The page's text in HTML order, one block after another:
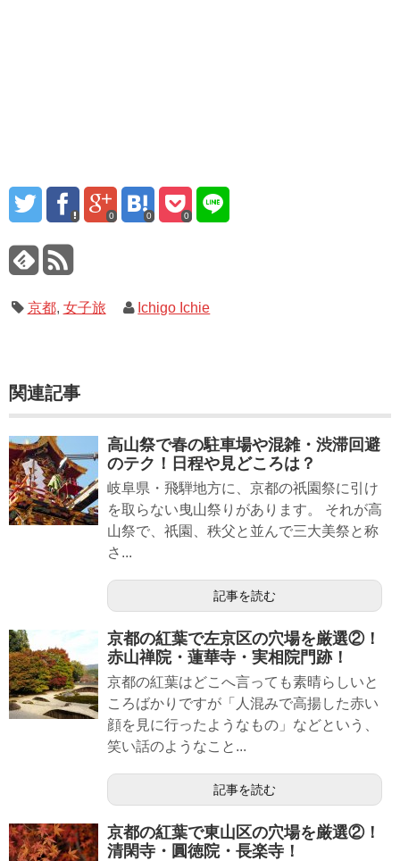
0 0 0
京都, 女子旅 Ichigo Ichie
関連記事
高山祭で春の駐車場や混雑・渋滞回避
のテク！日程や見どころは？
岐阜県・飛騨地方に、京都の祇園祭に引け
を取らない曳山祭りがあります。 それが高
山祭で、祇園、秩父と並んで三大美祭と称
さ...
記事を読む
京都の紅葉で左京区の穴場を厳選②！
赤山禅院・蓮華寺・実相院門跡！
京都の紅葉はどこへ言っても素晴らしいと
ころばかりですが「人混みで高揚した赤い
顔を見に行ったようなもの」などという、
笑い話のようなこと...
記事を読む
京都の紅葉で東山区の穴場を厳選②！
清閑寺・圓徳院・長楽寺！